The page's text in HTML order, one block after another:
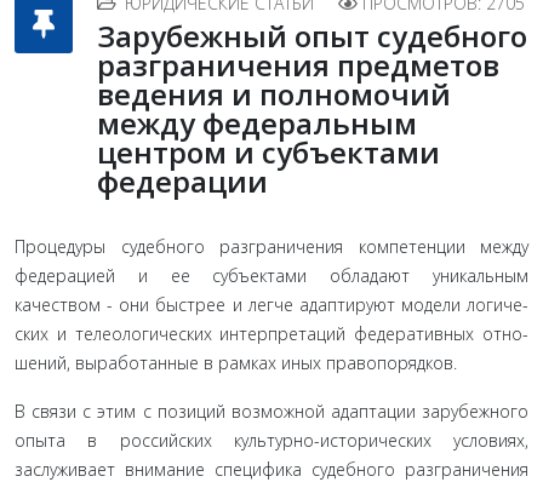
Зарубежный опыт судебного
разграничения предметов
ведения и полномочий
между федеральным
центром и субъектами
федерации
Процедуры судебного разграничения компетенции между
федерацией и ее субъектами обладают уникальным
качеством - они быстрее и легче адаптируют модели логиче­
ских и телеологических интерпретаций федеративных отно­
шений, выработанные в рамках иных правопорядков.
В связи с этим с позиций возможной адаптации зарубежного
опыта в российских культурно-исторических условиях,
заслужива­ет внимание специфика судебного разграничения